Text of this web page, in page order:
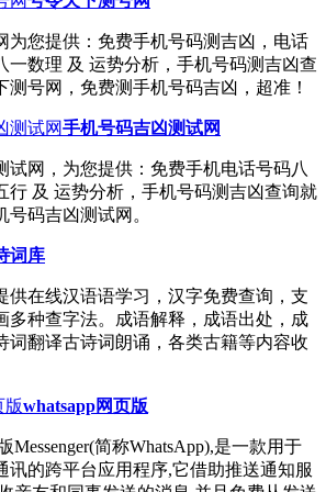
为您提供：免费手机号码测吉凶，电话
一数理 及 运势分析，手机号码测吉凶查
测号网，免费测手机号码吉凶，超准！
手机号码吉凶测试网
试网，为您提供：免费手机电话号码八
行 及 运势分析，手机号码测吉凶查询就
号码吉凶测试网。
词库
供在线汉语语学习，汉字免费查询，支
多种查字法。成语解释，成语出处，成
词翻译古诗词朗诵，各类古籍等内容收
whatsapp网页版
Messenger(简称WhatsApp),是一款用于
讯的跨平台应用程序,它借助推送通知服